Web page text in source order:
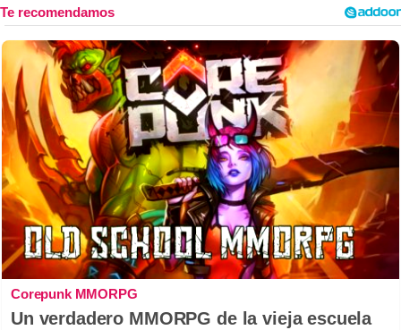
Corepunk MMORPG
Un verdadero MMORPG de la vieja escuela